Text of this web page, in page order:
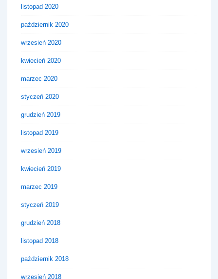
listopad 2020
październik 2020
wrzesień 2020
kwiecień 2020
marzec 2020
styczeń 2020
grudzień 2019
listopad 2019
wrzesień 2019
kwiecień 2019
marzec 2019
styczeń 2019
grudzień 2018
listopad 2018
październik 2018
wrzesień 2018